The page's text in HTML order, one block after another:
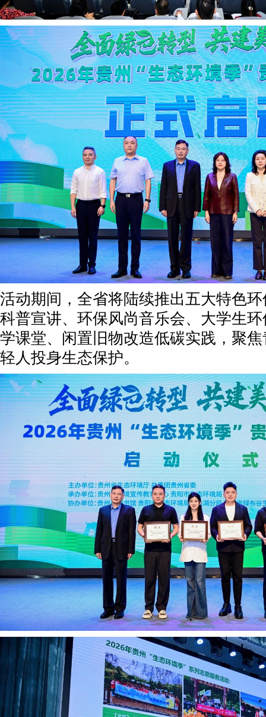
活动期间，全省将陆续推出五大特色
科普宣讲、环保风尚音乐会、大学生
学课堂、闲置旧物改造低碳实践，聚
轻人投身生态保护。